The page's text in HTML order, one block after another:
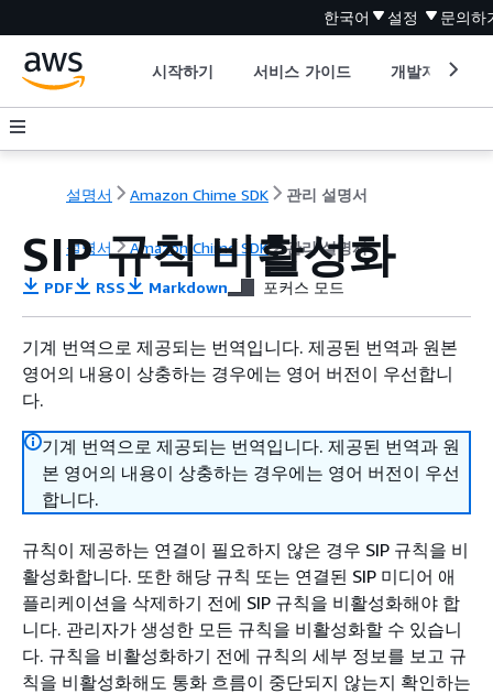
한국어 설정 문의하
시작하기 서비스 가이드 개발자 도구
설명서 Amazon Chime SDK 관리 설명서
설명서 Amazon Chime SDK 관리 설명서
SIP 규칙 비활성화
PDF RSS Markdown 포커스 모드
기계 번역으로 제공되는 번역입니다. 제공된 번역과 원본
영어의 내용이 상충하는 경우에는 영어 버전이 우선합니
다.
기계 번역으로 제공되는 번역입니다. 제공된 번역과 원
본 영어의 내용이 상충하는 경우에는 영어 버전이 우선
합니다.
규칙이 제공하는 연결이 필요하지 않은 경우 SIP 규칙을 비
활성화합니다. 또한 해당 규칙 또는 연결된 SIP 미디어 애
플리케이션을 삭제하기 전에 SIP 규칙을 비활성화해야 합
니다. 관리자가 생성한 모든 규칙을 비활성화할 수 있습니
다. 규칙을 비활성화하기 전에 규칙의 세부 정보를 보고 규
칙을 비활성화해도 통화 흐름이 중단되지 않는지 확인하는